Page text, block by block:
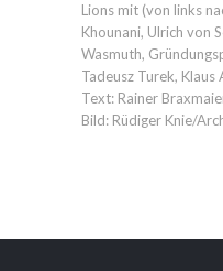
Lions mit (von links
Khounani, Ulrich von
Wasmuth,
Tadeusz Turek, Klaus
Text: Rainer
Bild: Rüdiger Knie/